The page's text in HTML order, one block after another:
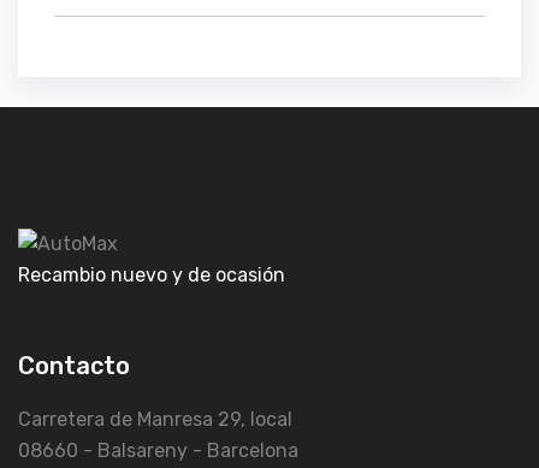
Recambio nuevo y de ocasión
Contacto
Carretera de Manresa 29, local
08660 - Balsareny - Barcelona